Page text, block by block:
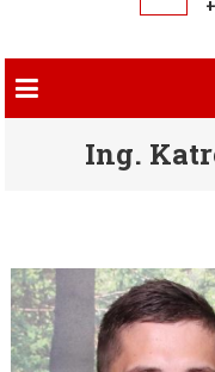
Ing.